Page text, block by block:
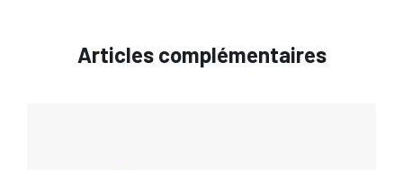
Articles complémentaires